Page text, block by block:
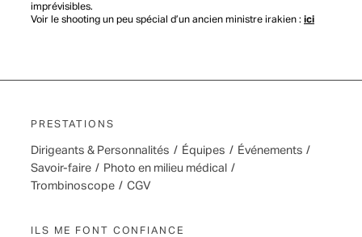
imprévisibles.
Voir le shooting un peu spécial d’un ancien ministre irakien : ici
PRESTATIONS
Dirigeants & Personnalités / Équipes / Événements /
Savoir-faire / Photo en milieu médical
/
Trombinoscope / CGV
ILS ME FONT CONFIANCE